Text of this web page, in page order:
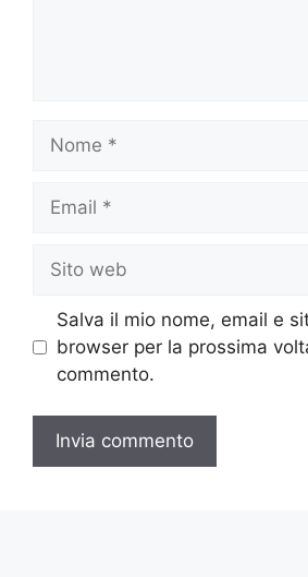
web
Salva il mio nome, email e
browser per la prossima
commento.